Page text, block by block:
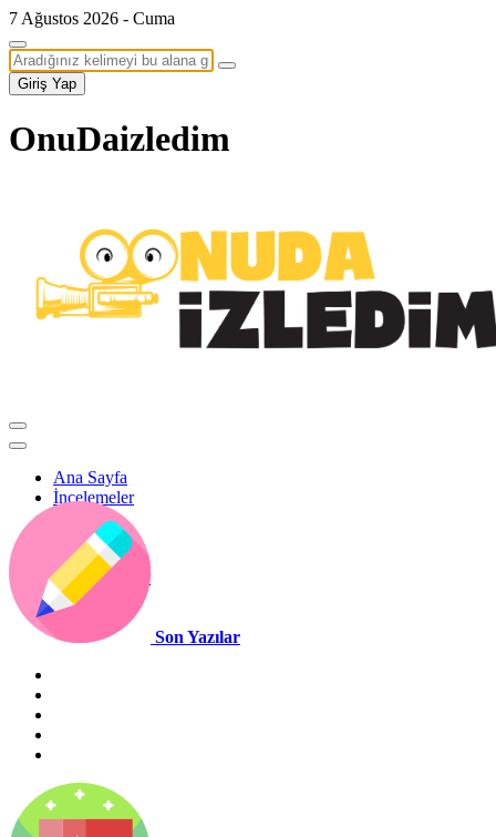
7 Ağustos 2026 - Cuma
Giriş Yap
OnuDaizledim
Ana Sayfa
İncelemeler
Haberler
İletişim
İçerik Gönder
Biz Kimiz
Son Yazılar